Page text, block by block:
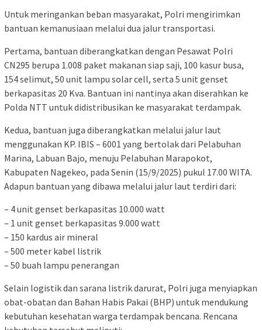
Untuk meringankan beban masyarakat, Polri mengirimkan
bantuan kemanusiaan melalui dua jalur transportasi.
Pertama, bantuan diberangkatkan dengan Pesawat Polri
CN295 berupa 1.008 paket makanan siap saji, 100 kasur busa,
154 selimut, 50 unit lampu solar cell, serta 5 unit genset
berkapasitas 20 Kva. Bantuan ini nantinya akan diserahkan ke
Polda NTT untuk didistribusikan ke masyarakat terdampak.
Kedua, bantuan juga diberangkatkan melalui jalur laut
menggunakan KP. IBIS – 6001 yang bertolak dari Pelabuhan
Marina, Labuan Bajo, menuju Pelabuhan Marapokot,
Kabupaten Nagekeo, pada Senin (15/9/2025) pukul 17.00 WITA.
Adapun bantuan yang dibawa melalui jalur laut terdiri dari:
– 4 unit genset berkapasitas 10.000 watt
– 1 unit genset berkapasitas 9.000 watt
– 150 kardus air mineral
– 500 meter kabel listrik
– 50 buah lampu penerangan
Selain logistik dan sarana listrik darurat, Polri juga menyiapkan
obat-obatan dan Bahan Habis Pakai (BHP) untuk mendukung
kebutuhan kesehatan warga terdampak bencana. Rencana